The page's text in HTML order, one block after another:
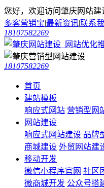
您好，欢迎访问肇庆网站建
多客营销宝|最新资讯|联系我
18107582269
18107582269
首页
建站模板
响应式网站 营销型网
网站建设
响应式网站建设 品牌
商城建设 外贸网站建
移动开发
微信小程序官网 社区
微商城开发 公众号搭